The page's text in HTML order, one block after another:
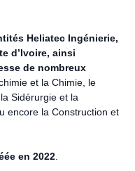
Heliatec Ingénierie,
d’Ivoire, ainsi
de nombreux
et la Chimie, le
Sidérurgie et la
encore la Construction et
en 2022